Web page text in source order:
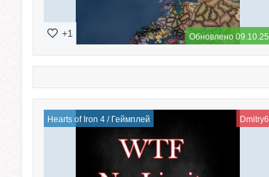
Обновлено 09.10.25
+1
Hearts of Iron 4 / Геймплей Dmitry6